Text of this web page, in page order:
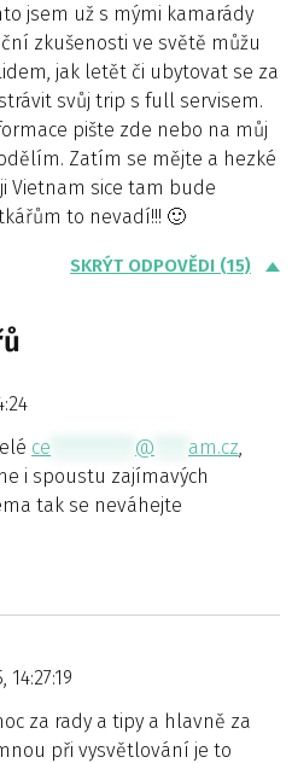
jsem už s mými kamarády
zkušenosti ve světě můžu
jak letět či ubytovat se za
svůj trip s full servisem.
pište zde nebo na můj
Zatím se mějte a hezké
Vietnam sice tam bude
to nevadí!!! 🙂
SKRÝT ODPOVĚDI (15)
ce @ am.cz,
i spoustu zajímavých
tak se neváhejte
14:27:19
za rady a tipy a hlavně za
při vysvětlování je to